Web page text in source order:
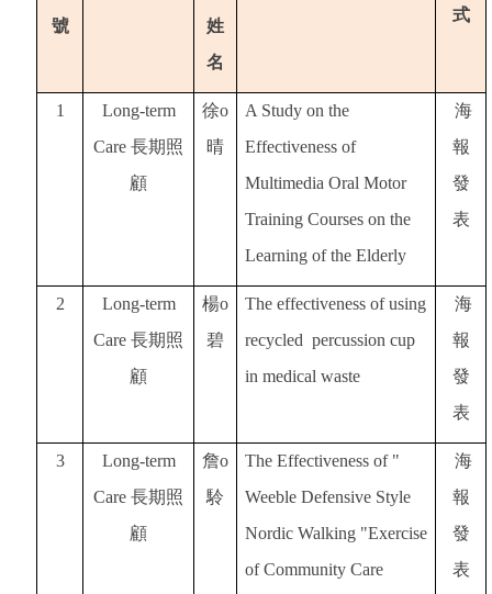
號
姓
名
式
1
Long-term
Care 長期照
顧
徐o
晴
A Study on the
Effectiveness of
Multimedia Oral Motor
Training Courses on the
Learning of the Elderly
海
報
發
表
2
Long-term
Care 長期照
顧
楊o
碧
The effectiveness of using
recycled percussion cup
in medical waste
海
報
發
表
3
Long-term
Care 長期照
顧
詹o
駖
The Effectiveness of "
Weeble Defensive Style
Nordic Walking "Exercise
of Community Care
海
報
發
表